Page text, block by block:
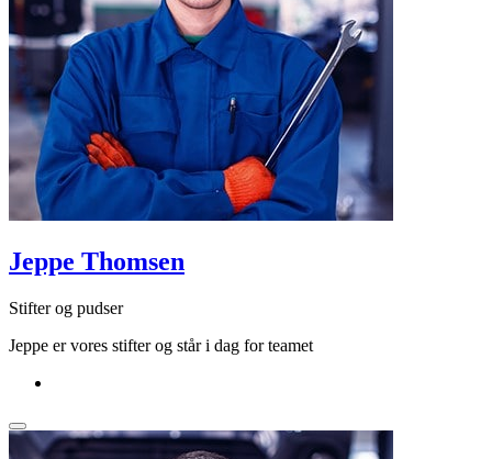
Jeppe Thomsen
Stifter og pudser
Jeppe er vores stifter og står i dag for teamet